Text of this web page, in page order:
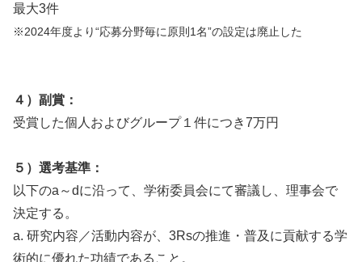
最大3件
※2024年度より“応募分野毎に原則1名”の設定は廃止した
４）副賞：
受賞した個人およびグループ１件につき7万円
５）選考基準：
以下のa～dに沿って、学術委員会にて審議し、理事会で
決定する。
a. 研究内容／活動内容が、3Rsの推進・普及に貢献する学
術的に優れた功績であること。